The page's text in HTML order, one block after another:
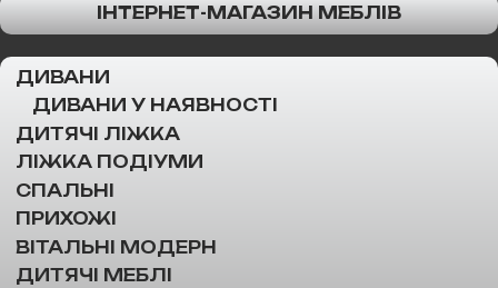
ІНТЕРНЕТ-МАГАЗИН МЕБЛІВ
ДИВАНИ
ДИВАНИ У НАЯВНОСТІ
ДИТЯЧІ ЛІЖКА
ЛІЖКА ПОДІУМИ
СПАЛЬНІ
ПРИХОЖІ
ВІТАЛЬНІ МОДЕРН
ДИТЯЧІ МЕБЛІ